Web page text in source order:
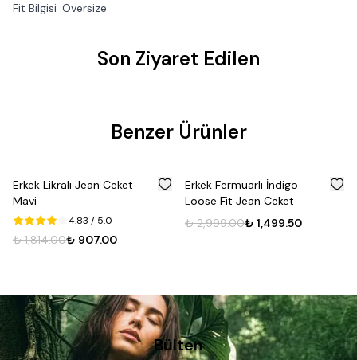
Fit Bilgisi :Oversize
Son Ziyaret Edilen
Benzer Ürünler
50
Erkek Likralı Jean Ceket
Mavi
4.83 / 5.0
₺ 1,814.00₺ 907.00
50
Erkek Fermuarlı İndigo
Loose Fit Jean Ceket
₺ 2,999.00₺ 1,499.50
Bülten